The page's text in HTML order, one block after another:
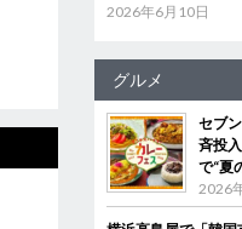
2026年6月10日
グルメ
セブ
斉投
で“夏
2026